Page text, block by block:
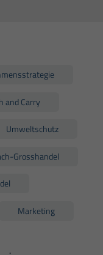
and Carry
Umweltschutz
Grosshandel
Marketing